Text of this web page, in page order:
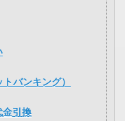
バンキング）
金引換